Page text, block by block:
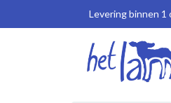
Levering binnen 1